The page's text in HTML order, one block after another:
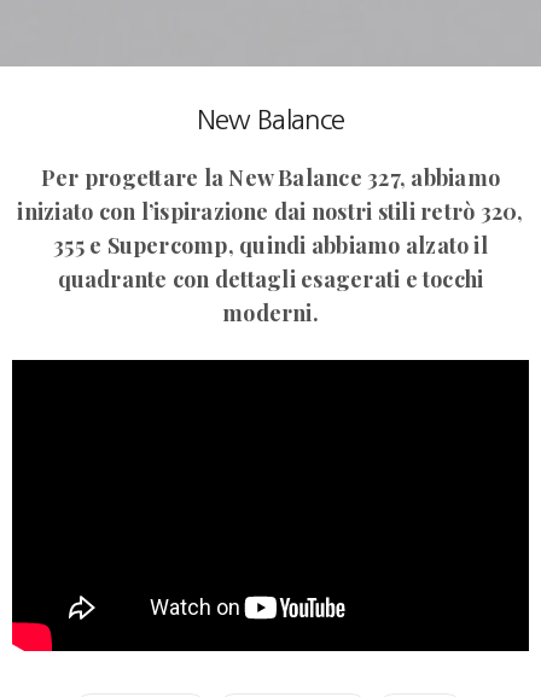
New Balance
Per progettare la New Balance 327, abbiamo
iniziato con l’ispirazione dai nostri stili retrò 320,
355 e Supercomp, quindi abbiamo alzato il
quadrante con dettagli esagerati e tocchi
moderni.